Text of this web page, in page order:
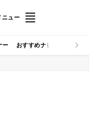
ニュー
ー おすすめナビ マイナビ